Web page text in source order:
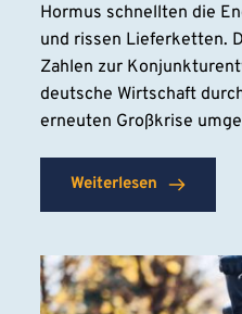
Hormus schnellten die
und rissen Lieferketten.
Zahlen zur
deutsche Wirtschaft
erneuten Großkrise
Weiterlesen